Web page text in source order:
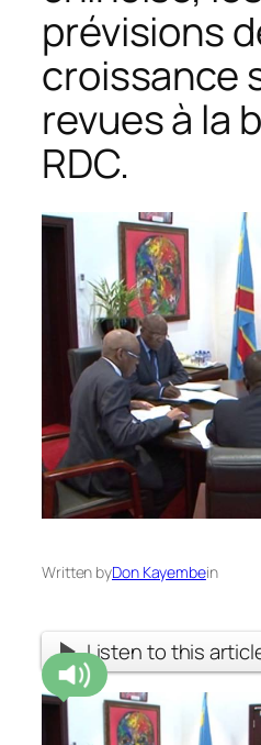
prévisions
croissance
revues à la
RDC.
Written byDon Kayembein
Listen to this